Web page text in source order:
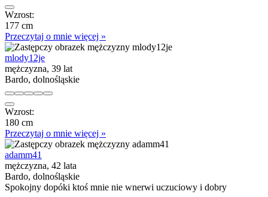
Wzrost:
177 cm
Przeczytaj o mnie więcej »
mlody12je
mężczyzna, 39 lat
Bardo, dolnośląskie
Wzrost:
180 cm
Przeczytaj o mnie więcej »
adamm41
mężczyzna, 42 lata
Bardo, dolnośląskie
Spokojny dopóki ktoś mnie nie wnerwi uczuciowy i dobry